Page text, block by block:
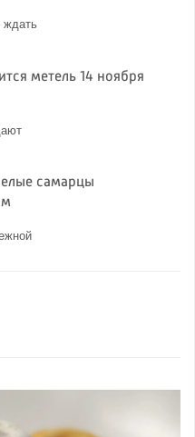
ждать
метель 14 ноября
самарцы